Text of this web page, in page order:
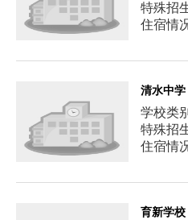
特殊招
住宿情
清水中学
学校类
特殊招
住宿情
育新学校